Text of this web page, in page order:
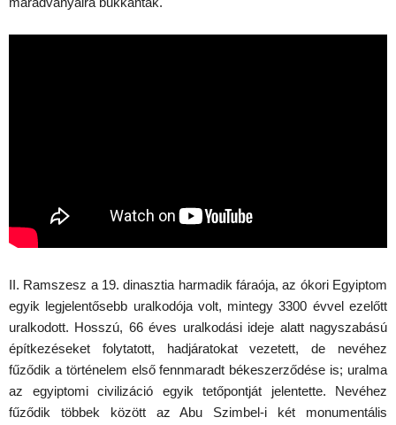
II. Ramszesz a 19. dinasztia harmadik fáraója, az ókori Egyiptom
egyik legjelentősebb uralkodója volt, mintegy 3300 évvel ezelőtt
uralkodott. Hosszú, 66 éves uralkodási ideje alatt nagyszabású
építkezéseket folytatott, hadjáratokat vezetett, de nevéhez
fűződik a történelem első fennmaradt békeszerződése is; uralma
az egyiptomi civilizáció egyik tetőpontját jelentette. Nevéhez
fűződik többek között az Abu Szimbel-i két monumentális